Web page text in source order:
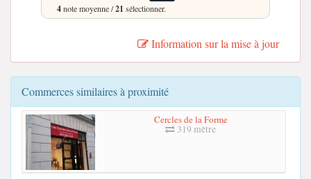
4note moyenne /21 sélectionner.
Information sur la mise à jour
Commerces similaires à proximité
Cercles de la Forme
319 mètre